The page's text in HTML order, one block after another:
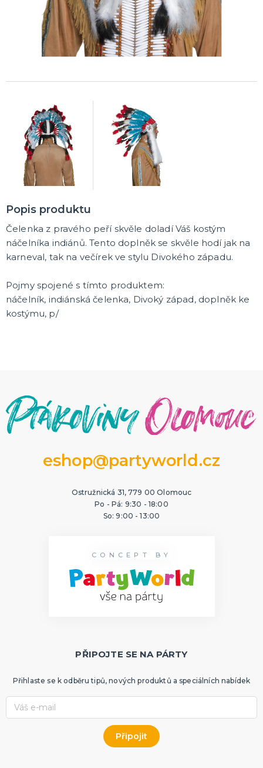
Balónky na rozlučku
Party nádobí
Brýle na rozlučku
Dárkové tašky
Fotokoutek
Girlandy na rozlučku
Konfety na rozlučku
Podvazky a placky s nápisem
Dekorace na rozlučku
Doplňky pro budoucí nevěstu
Doplňky pro družičky
Doplňky pro budoucího ženicha
Doplňky pro mládence
Hry na rozlučku se svobodou
DALŠÍ KATEGORIE
NOVINKY !
Popis produktu
Čelenka z pravého peří skvěle doladí Váš kostým
náčelníka indiánů. Tento doplněk se skvěle hodí jak na
karneval, tak na večírek ve stylu Divokého západu.
Pojmy spojené s tímto produktem:
náčelník, indiánská čelenka, Divoký západ, doplněk ke
kostýmu, p/
eshop@partyworld.cz
Ostružnická 31, 779 00 Olomouc
Po - Pá: 9:30 - 18:00
So: 9:00 - 13:00
CONCEPT BY
PŘIPOJTE SE NA PÁRTY
Přihlaste se k odběru tipů, nových produktů a speciálních nabídek